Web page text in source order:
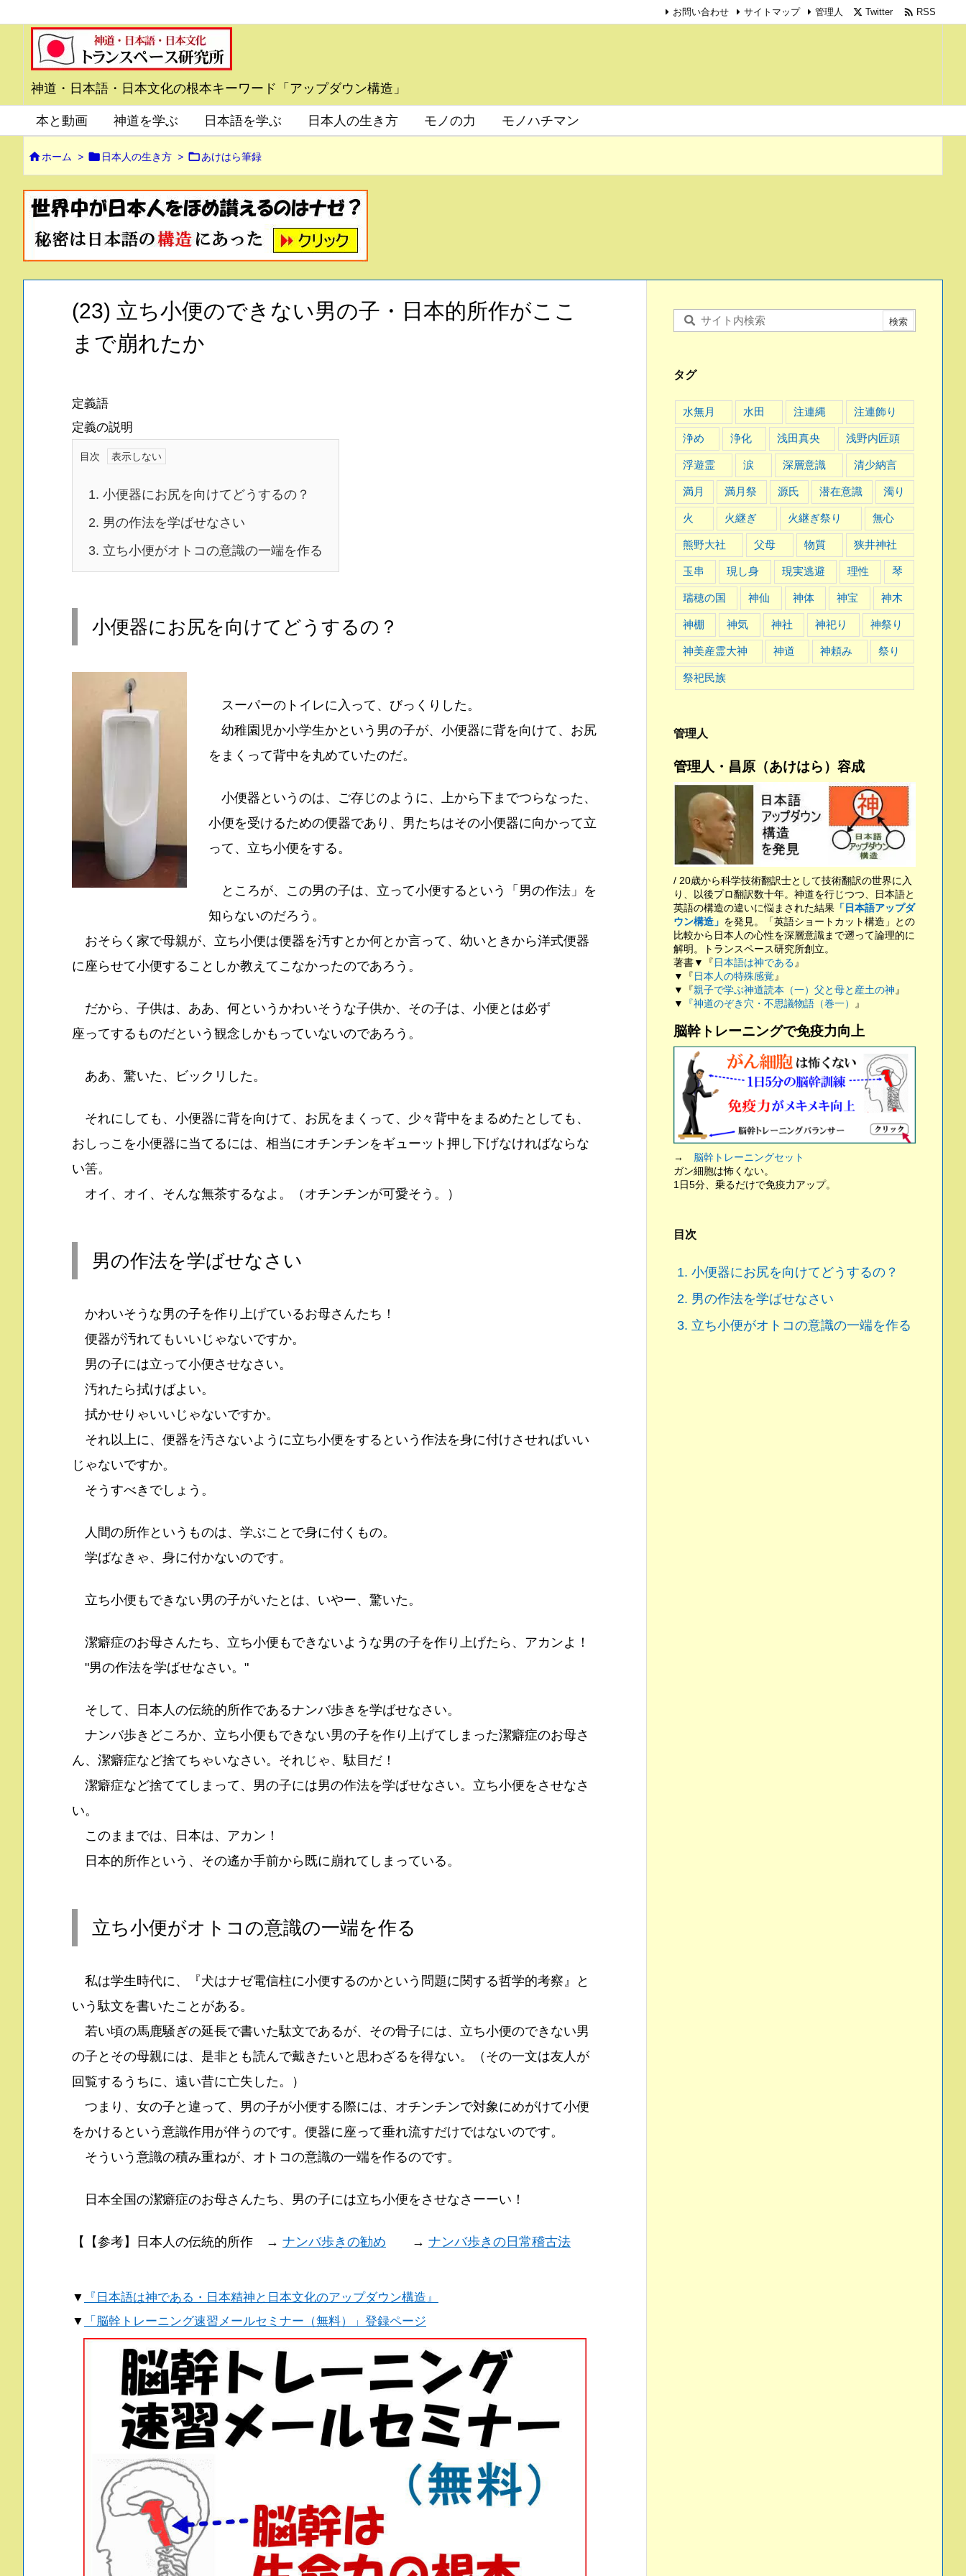
神道・日本語・日本文化の根本キーワード「アップダウン構造」
本と動画 神道を学ぶ 日本語を学ぶ 日本人の生き方 モノの力 モノハチマン
お問い合わせ サイトマップ 管理人 Twitter  RSS
ホーム >  日本人の生き方 > あけはら筆録
(23) 立ち小便のできない男の子・日本的所作がここ
まで崩れたか
定義語
定義の説明
目次
1. 小便器にお尻を向けてどうするの？
2. 男の作法を学ばせなさい
3. 立ち小便がオトコの意識の一端を作る
小便器にお尻を向けてどうするの？
スーパーのトイレに入って、びっくりした。
幼稚園児か小学生かという男の子が、小便器に背を向けて、お尻
をまくって背中を丸めていたのだ。
小便器というのは、ご存じのように、上から下までつらなった、
小便を受けるための便器であり、男たちはその小便器に向かって立
って、立ち小便をする。
ところが、この男の子は、立って小便するという「男の作法」を
知らないのだろう。
おそらく家で母親が、立ち小便は便器を汚すとか何とか言って、幼いときから洋式便器
に座らせて小便することしか教えてこなかったのであろう。
だから、子供は、ああ、何というかわいそうな子供か、その子は、小便とは必ず
座ってするものだという観念しかもっていないのであろう。
ああ、驚いた、ビックリした。
それにしても、小便器に背を向けて、お尻をまくって、少々背中をまるめたとしても、
おしっこを小便器に当てるには、相当にオチンチンをギューット押し下げなければならな
い筈。
オイ、オイ、そんな無茶するなよ。（オチンチンが可愛そう。）
男の作法を学ばせなさい
かわいそうな男の子を作り上げているお母さんたち！
便器が汚れてもいいじゃないですか。
男の子には立って小便させなさい。
汚れたら拭けばよい。
拭かせりゃいいじゃないですか。
それ以上に、便器を汚さないように立ち小便をするという作法を身に付けさせればいい
じゃないですか。
そうすべきでしょう。
人間の所作というものは、学ぶことで身に付くもの。
学ばなきゃ、身に付かないのです。
立ち小便もできない男の子がいたとは、いやー、驚いた。
潔癖症のお母さんたち、立ち小便もできないような男の子を作り上げたら、アカンよ！
"男の作法を学ばせなさい。"
そして、日本人の伝統的所作であるナンバ歩きを学ばせなさい。
ナンバ歩きどころか、立ち小便もできない男の子を作り上げてしまった潔癖症のお母さ
ん、潔癖症など捨てちゃいなさい。それじゃ、駄目だ！
潔癖症など捨ててしまって、男の子には男の作法を学ばせなさい。立ち小便をさせなさ
い。
このままでは、日本は、アカン！
日本的所作という、その遙か手前から既に崩れてしまっている。
立ち小便がオトコの意識の一端を作る
私は学生時代に、『犬はナゼ電信柱に小便するのかという問題に関する哲学的考察』と
いう駄文を書いたことがある。
若い頃の馬鹿騒ぎの延長で書いた駄文であるが、その骨子には、立ち小便のできない男
の子とその母親には、是非とも読んで戴きたいと思わざるを得ない。（その一文は友人が
回覧するうちに、遠い昔に亡失した。）
つまり、女の子と違って、男の子が小便する際には、オチンチンで対象にめがけて小便
をかけるという意識作用が伴うのです。便器に座って垂れ流すだけではないのです。
そういう意識の積み重ねが、オトコの意識の一端を作るのです。
日本全国の潔癖症のお母さんたち、男の子には立ち小便をさせなさーーい！
【【参考】日本人の伝統的所作 → ナンバ歩きの勧め → ナンバ歩きの日常稽古法
▼
『日本語は神である・日本精神と日本文化のアップダウン構造』
▼
「脳幹トレーニング速習メールセミナー（無料）」登録ページ
タグ
水無月 水田 注連縄 注連飾り
浄め 浄化 浅田真央 浅野内匠頭
浮遊霊 涙 深層意識 清少納言
満月 満月祭 源氏 潜在意識 濁り
火 火継ぎ 火継ぎ祭り 無心
熊野大社 父母 物質 狭井神社
玉串 現し身 現実逃避 理性 琴
瑞穂の国 神仙 神体 神宝 神木
神棚 神気 神社 神祀り 神祭り
神美産霊大神 神道 神頼み 祭り
祭祀民族
管理人
管理人・昌原（あけはら）容成
/ 20歳から科学技術翻訳士として技術翻訳の世界に入
り、以後プロ翻訳数十年。神道を行じつつ、日本語と
英語の構造の違いに悩まされた結果 「日本語アップダ
ウン構造」 を発見。「英語ショートカット構造」との
比較から日本人の心性を深層意識まで遡って論理的に
解明。トランスペース研究所創立。
著書▼『日本語は神である 』
▼『日本人の特殊感覚 』
▼『親子で学ぶ神道読本（一）父と母と産土の神 』
▼
『神道のぞき穴・不思議物語（巻一） 』
脳幹トレーニングで免疫力向上
→ 脳幹トレーニングセット
ガン細胞は怖くない。
1日5分、乗るだけで免疫力アップ。
目次
1. 小便器にお尻を向けてどうするの？
2. 男の作法を学ばせなさい
3. 立ち小便がオトコの意識の一端を作る